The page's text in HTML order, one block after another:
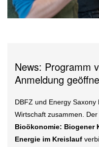
News: Programm
Anmeldung
DBFZ und Energy
Wirtschaft zusammen.
Bioökonomie: Biogener
Energie im Kreislauf